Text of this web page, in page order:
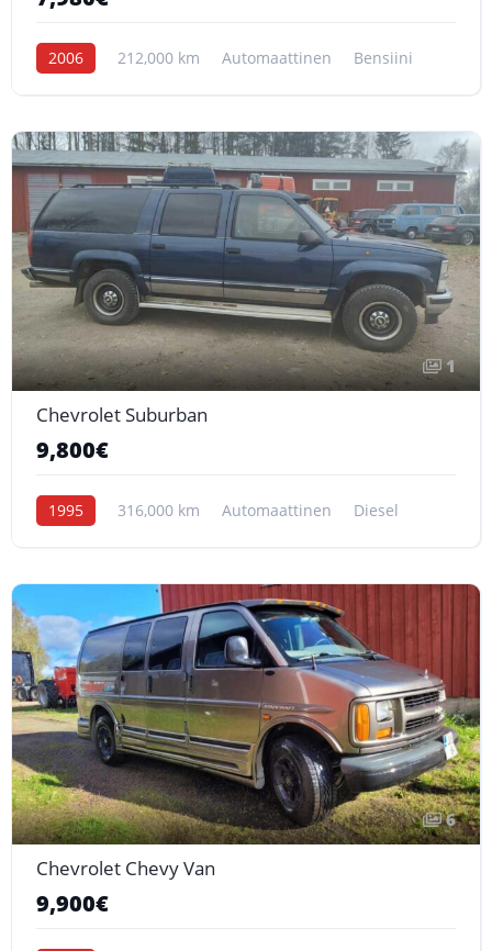
2006 212,000 km Automaattinen Bensiini
1
Chevrolet Suburban
9,800€
1995 316,000 km Automaattinen Diesel
6
Chevrolet Chevy Van
9,900€